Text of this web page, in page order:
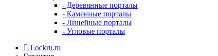
- Деревянные порталы
- Каменные порталы
- Линейные порталы
- Угловые порталы
Lockru.ru